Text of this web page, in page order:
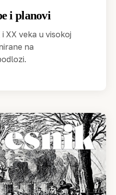
i planovi
XX veka u visokoj
na